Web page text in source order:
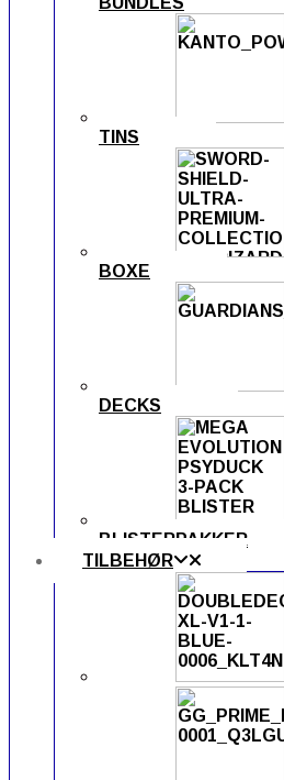
TINS
BOXE
DECKS
BLISTERPAKKER
TILBEHØR